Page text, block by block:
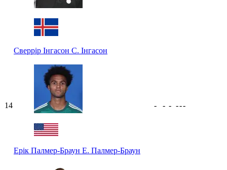
Сверрір Інгасон С. Інгасон
14
Ерік Палмер-Браун Е. Палмер-Браун
- - - ---